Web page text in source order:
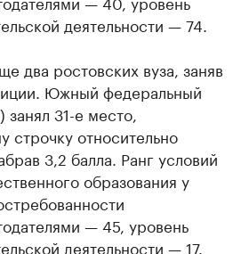
деятельности — 74.
два ростовских вуза, заняв
Южный федеральный
31-е место,
строчку относительно
3,2 балла. Ранг условий
образования у
— 45, уровень
деятельности — 17.